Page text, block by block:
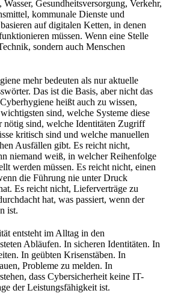
Gesundheitsversorgung, Verkehr,
kommunale Dienste und
auf digitalen Ketten, in denen
müssen. Wenn eine Stelle
sondern auch Menschen
mehr bedeuten als nur aktuelle
Das ist die Basis, aber nicht das
heißt auch zu wissen,
sind, welche Systeme diese
nötig sind, welche Identitäten Zugriff
kritisch sind und welche manuellen
Ausfällen gibt. Es reicht nicht,
niemand weiß, in welcher Reihenfolge
werden müssen. Es reicht nicht, einen
die Führung nie unter Druck
Es reicht nicht, Lieferverträge zu
hat, was passiert, wenn der
ist.
entsteht im Alltag in den
Abläufen. In sicheren Identitäten. In
In geübten Krisenstäben. In
Probleme zu melden. In
dass Cybersicherheit keine IT-
der Leistungsfähigkeit ist.